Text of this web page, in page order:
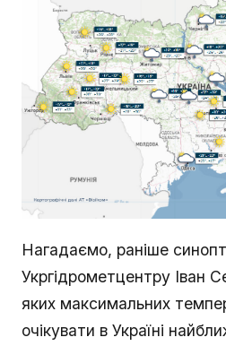
Нагадаємо, раніше
Укргідрометцентру Іван
яких максимальних
очікувати в Україні